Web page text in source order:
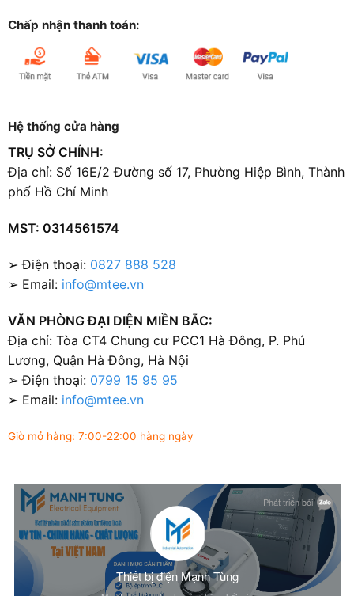
Chấp nhận thanh toán:
Hệ thống cửa hàng
TRỤ SỞ CHÍNH:
Địa chỉ: Số 16E/2 Đường số 17, Phường Hiệp Bình, Thành
phố Hồ Chí Minh
MST: 0314561574
➢ Điện thoại: 0827 888 528
➢ Email: info@mtee.vn
VĂN PHÒNG ĐẠI DIỆN MIỀN BẮC:
Địa chỉ: Tòa CT4 Chung cư PCC1 Hà Đông, P. Phú
Lương, Quận Hà Đông, Hà Nội
➢ Điện thoại: 0799 15 95 95
➢ Email: info@mtee.vn
Giờ mở hàng: 7:00-22:00 hàng ngày